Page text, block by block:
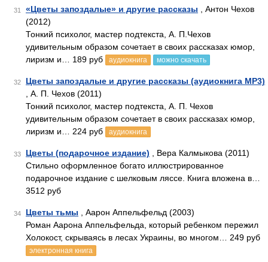
31 «Цветы запоздалые» и другие рассказы , Антон Чехов
(2012)
Тонкий психолог, мастер подтекста, А. П.Чехов
удивительным образом сочетает в своих рассказах юмор,
лиризм и… 189 руб
аудиокнига можно скачать
32
Цветы запоздалые и другие рассказы (аудиокнига MP3)
, А. П. Чехов (2011)
Тонкий психолог, мастер подтекста, А. П. Чехов
удивительным образом сочетает в своих рассказах юмор,
лиризм и… 224 руб
аудиокнига
33 Цветы (подарочное издание) , Вера Калмыкова (2011)
Стильно оформленное богато иллюстрированное
подарочное издание с шелковым ляссе. Книга вложена в…
3512 руб
34 Цветы тьмы , Аарон Аппельфельд (2003)
Роман Аарона Аппельфельда, который ребенком пережил
Холокост, скрываясь в лесах Украины, во многом… 249 руб
электронная книга